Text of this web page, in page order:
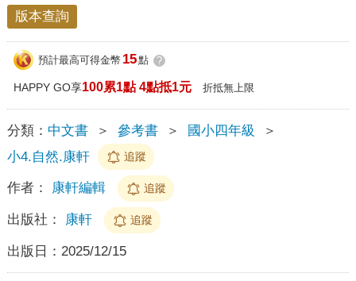
版本查詢
預計最高可得金幣 15點 ?
HAPPY GO享100累1點 4點抵1元 折抵無上限
分類： 中文書 ＞ 參考書 ＞ 國小四年級
＞
小4.自然.康軒
追蹤
作者： 康軒編輯 追蹤
出版社： 康軒 追蹤
出版日： 2025/12/15